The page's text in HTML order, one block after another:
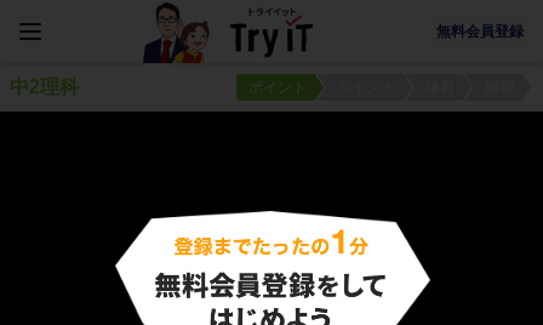
無料会員登録
中2理科 ポイント